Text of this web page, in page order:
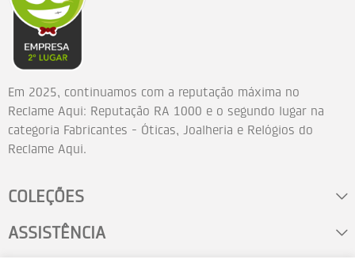
Em 2025, continuamos com a reputação máxima no
Reclame Aqui: Reputação RA 1000 e o segundo lugar na
categoria Fabricantes - Óticas, Joalheria e Relógios do
Reclame Aqui.
COLEÇÕES
ASSISTÊNCIA